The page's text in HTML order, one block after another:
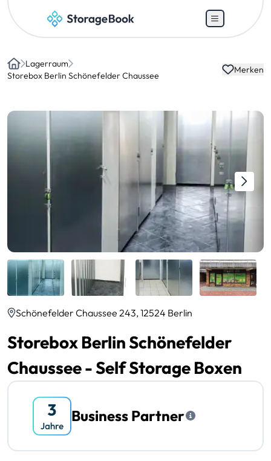
Home
Lagerraum
Storebox Berlin Schönefelder Chaussee
Merken
Schönefelder Chaussee 243, 12524 Berlin
Storebox Berlin Schönefelder
Chaussee - Self Storage Boxen
Business Partner